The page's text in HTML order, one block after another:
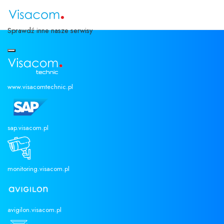
Wybierz swój język
KANADA BLOKUJE HIKVISION, CO TO OZNACZA
Sprawdź inne nasze serwisy
www.visacomtechnic.pl
sap.visacom.pl
monitoring.visacom.pl
avigilon.visacom.pl